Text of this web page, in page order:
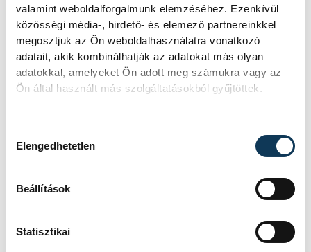
valamint weboldalforgalmunk elemzéséhez. Ezenkívül
közösségi média-, hirdető- és elemező partnereinkkel
megosztjuk az Ön weboldalhasználatra vonatkozó
adatait, akik kombinálhatják az adatokat más olyan
adatokkal, amelyeket Ön adott meg számukra vagy az
Ön által használt más szolgáltatásokból gyűjtöttek.
Elengedhetetlen
Beállítások
Statisztikai
Mindezt egy közel három órás, zenés-